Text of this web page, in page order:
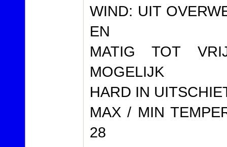
WIND: UIT
EN
MATIG TOT
MOGELIJK
HARD IN
MAX / MIN
28